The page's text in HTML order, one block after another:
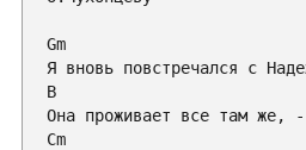
Gm
B
Cm